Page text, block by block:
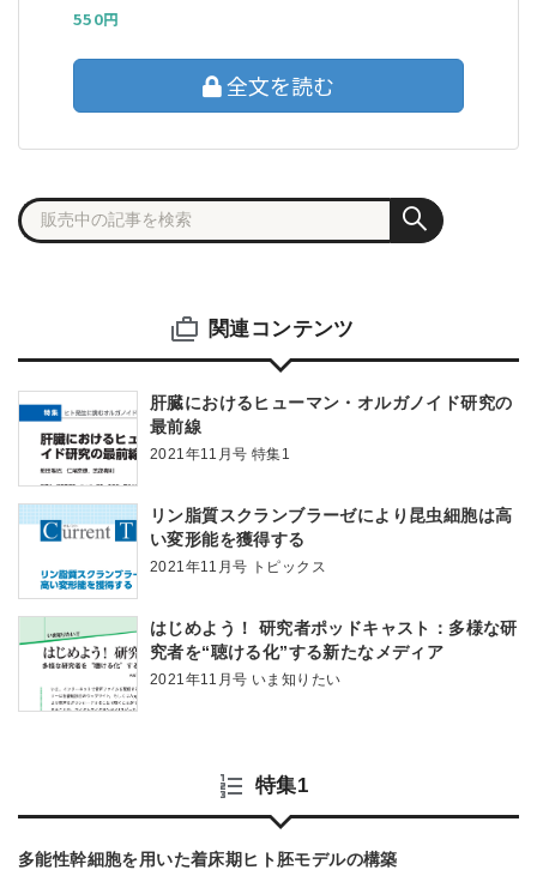
550円
全文を読む
関連コンテンツ
肝臓におけるヒューマン・オルガノイド研究の
最前線
2021年11月号 特集1
リン脂質スクランブラーゼにより昆虫細胞は高
い変形能を獲得する
2021年11月号 トピックス
はじめよう！ 研究者ポッドキャスト：多様な研
究者を“聴ける化”する新たなメディア
2021年11月号 いま知りたい
特集1
多能性幹細胞を用いた着床期ヒト胚モデルの構築